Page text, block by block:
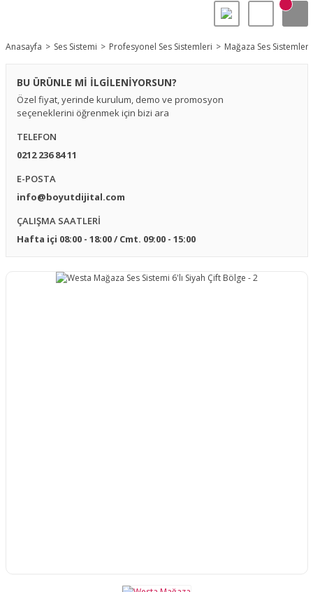
Anasayfa Ses Sistemi Profesyonel Ses Sistemleri Mağaza Ses Sistemleri
BU ÜRÜNLE Mİ İLGİLENİYORSUN?
Özel fiyat, yerinde kurulum, demo ve promosyon
seçeneklerini öğrenmek için bizi ara
TELEFON
0212 236 84 11
E-POSTA
info@boyutdijital.com
ÇALIŞMA SAATLERİ
Hafta içi 08:00 - 18:00 / Cmt. 09:00 - 15:00